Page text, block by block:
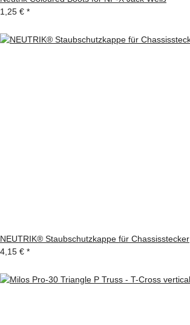
1,25 € *
NEUTRIK® Staubschutzkappe für Chassisstecker
4,15 € *